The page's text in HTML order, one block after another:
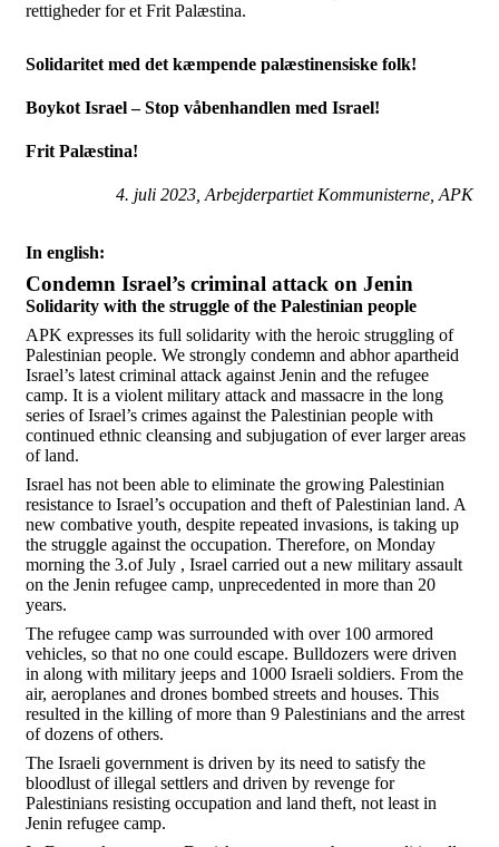
rettigheder for et Frit Palæstina.
Solidaritet med det kæmpende palæstinensiske folk!
Boykot Israel – Stop våbenhandlen med Israel!
Frit Palæstina!
4. juli 2023, Arbejderpartiet Kommunisterne, APK
In english:
Condemn Israel’s criminal attack on Jenin
Solidarity with the struggle of the Palestinian people
APK expresses its full solidarity with the heroic struggling of
Palestinian people. We strongly condemn and abhor apartheid
Israel’s latest criminal attack against Jenin and the refugee
camp. It is a violent military attack and massacre in the long
series of Israel’s crimes against the Palestinian people with
continued ethnic cleansing and subjugation of ever larger areas
of land.
Israel has not been able to eliminate the growing Palestinian
resistance to Israel’s occupation and theft of Palestinian land. A
new combative youth, despite repeated invasions, is taking up
the struggle against the occupation. Therefore, on Monday
morning the 3.of July , Israel carried out a new military assault
on the Jenin refugee camp, unprecedented in more than 20
years.
The refugee camp was surrounded with over 100 armored
vehicles, so that no one could escape. Bulldozers were driven
in along with military jeeps and 1000 Israeli soldiers. From the
air, aeroplanes and drones bombed streets and houses. This
resulted in the killing of more than 9 Palestinians and the arrest
of dozens of others.
The Israeli government is driven by its need to satisfy the
bloodlust of illegal settlers and driven by revenge for
Palestinians resisting occupation and land theft, not least in
Jenin refugee camp.